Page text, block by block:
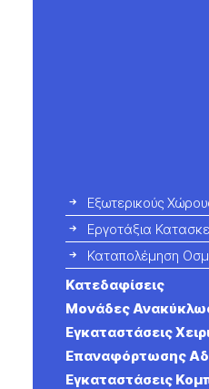
Εξωτερικούς
Εργοτάξια
Καταπολέμηση
Κατεδαφίσεις
Μονάδες
Εγκαταστάσεις
Επαναφόρτωσης
Εγκαταστάσεις